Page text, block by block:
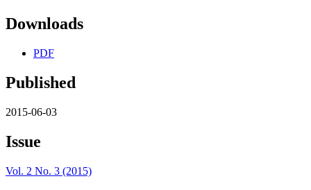
Downloads
PDF
Published
2015-06-03
Issue
Vol. 2 No. 3 (2015)